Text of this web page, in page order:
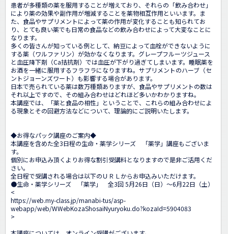
患者が多種類の薬を服用することが増えており、それらの「飲み合わせ」
により薬の効果や副作用が増減することを薬物相互作用といいます。ま
た、食品やサプリメントによって薬の作用が変化することも知られてお
り、とても良い薬でも日常の食品などの飲み合わせによって大変なことに
なります。
多くの皆さんが知っている例として、納豆によって血栓ができないように
する薬（ワルファリン）が効かなくなります。グレープフルーツジュース
と血圧降下剤（Ca拮抗剤）では血圧が下がり過ぎてしまいます。睡眠薬を
お酒を一緒に服用するフラフラになりますね。サプリメントのハーブ（セ
ントジョーンズワート）も影響する場合があります。
日本で売られている薬は数万種類ありますが、食品やサプリメントの数は
それ以上ですので、その組み合わせはどれほど多いかわかりますね。
本講座では、「薬と食品の相性」ということで、これらの組み合わせによ
る現象とその回避方法などについて、理論的にご説明いたします。
◆お得なパック講座のご案内◆
本講座を含めた全3日程の生命・薬学シリーズ　「薬学」講座もございま
す。
個別にお申込み頂くよりお得な割引受講料となりますので是非ご活用くだ
さい。
全日程で受講される場合は以下のＵＲＬからお申込みいただけます。
●生命・薬学シリーズ　「薬学」　全3回 5月26日（日）～6月22日（土）
<
https://web.my-class.jp/manabi-tus/asp-
webapp/web/WWebKozaShosaiNyuryoku.do?kozaId=5904083
>